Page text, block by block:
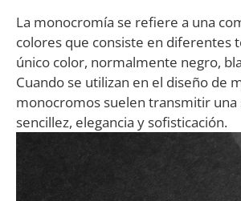
La monocromía se refiere a una
colores que consiste en diferentes
único color, normalmente negro,
Cuando se utilizan en el diseño de
monocromos suelen transmitir una
sencillez, elegancia y sofisticación.